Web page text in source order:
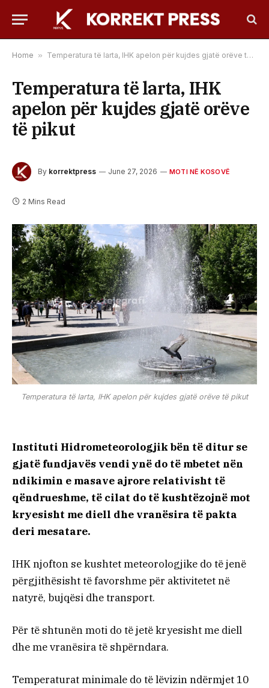
Home » Temperatura të larta, IHK apelon për kujdes gjatë orëve të pikut
Temperatura të larta, IHK
apelon për kujdes gjatë orëve
të pikut
By korrektpress June 27, 2026 MOTI NË KOSOVË
2 Mins Read
Temperatura të larta, IHK apelon për kujdes gjatë orëve të pikut
Instituti Hidrometeorologjik bën të ditur se
gjatë fundjavës vendi ynë do të mbetet nën
ndikimin e masave ajrore relativisht të
qëndrueshme, të cilat do të kushtëzojnë mot
kryesisht me diell dhe vranësira të pakta
deri mesatare.
IHK njofton se kushtet meteorologjike do të jenë
përgjithësisht të favorshme për aktivitetet në
natyrë, bujqësi dhe transport.
Për të shtunën moti do të jetë kryesisht me diell
dhe me vranësira të shpërndara.
Temperaturat minimale do të lëvizin ndërmjet 10